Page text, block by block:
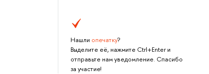
Нашли опечатку?
Выделите её, нажмите Ctrl+Enter и
отправьте нам уведомление. Спасибо
за участие!